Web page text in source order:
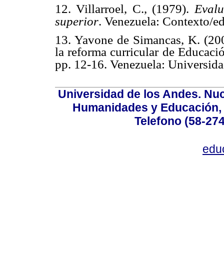
12. Villarroel, C., (1979).
superior. Venezuela: Contexto/
13. Yavone de Simancas, K.
la reforma curricular de
pp. 12-16. Venezuela:
Universidad de los Andes.
Humanidades y
Telefono (58-